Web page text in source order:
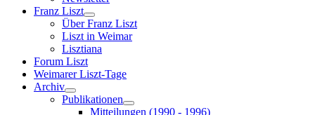
Franz Liszt
Über Franz Liszt
Liszt in Weimar
Lisztiana
Forum Liszt
Weimarer Liszt-Tage
Archiv
Publikationen
Mitteilungen (1990 - 1996)